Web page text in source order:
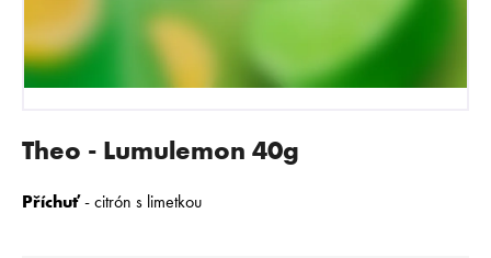
Theo - Lumulemon 40g
Příchuť- citrón s limetkou
N
A
J
T